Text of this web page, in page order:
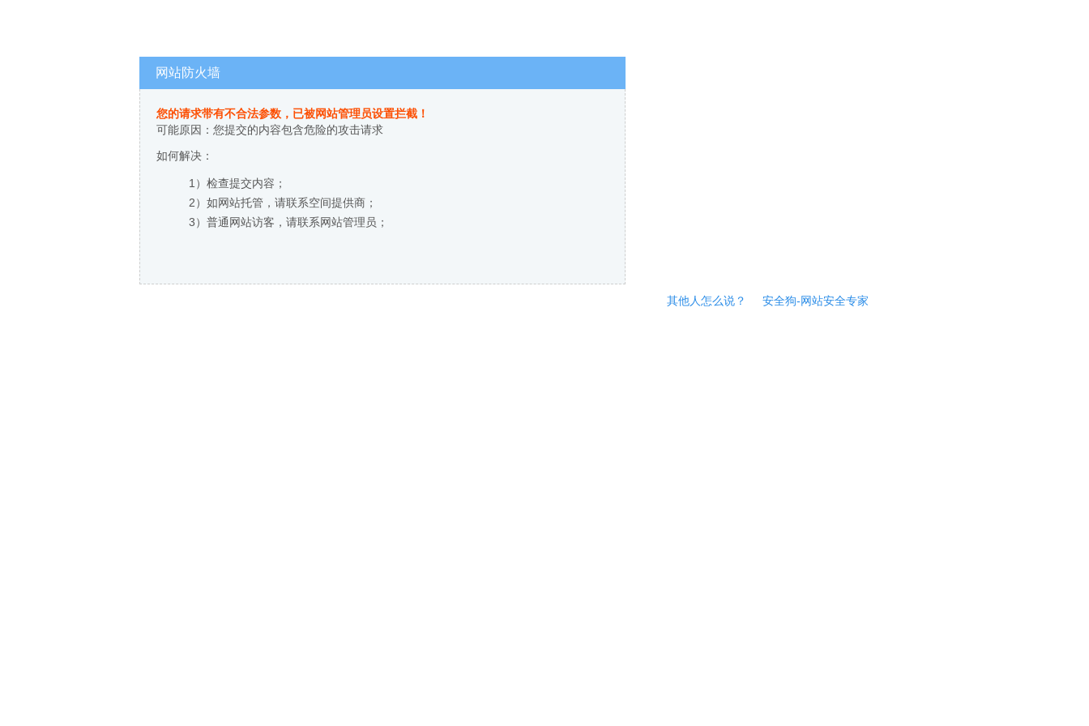
网站防火墙
您的请求带有不合法参数，已被网站管理员设置拦截！
可能原因：您提交的内容包含危险的攻击请求
如何解决：
1）检查提交内容；
2）如网站托管，请联系空间提供商；
3）普通网站访客，请联系网站管理员；
其他人怎么说？ 安全狗-网站安全专家